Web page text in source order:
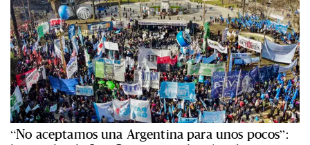
“No aceptamos una Argentina para unos pocos”: